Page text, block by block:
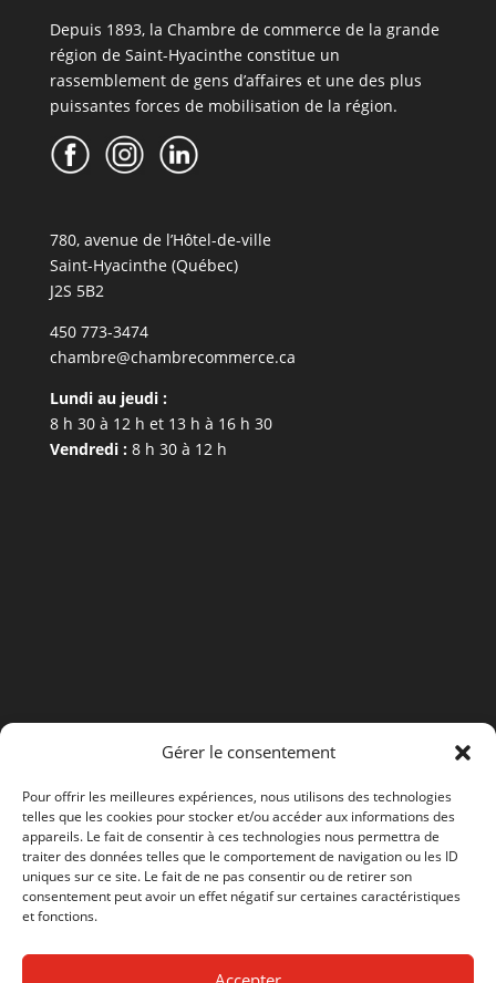
Gérer le consentement
Pour offrir les meilleures expériences, nous utilisons des technologies
telles que les cookies pour stocker et/ou accéder aux informations des
appareils. Le fait de consentir à ces technologies nous permettra de
traiter des données telles que le comportement de navigation ou les ID
uniques sur ce site. Le fait de ne pas consentir ou de retirer son
consentement peut avoir un effet négatif sur certaines caractéristiques
et fonctions.
Depuis 1893, la Chambre de commerce de la grande
région de Saint-Hyacinthe constitue un
rassemblement de gens d’affaires et une des plus
puissantes forces de mobilisation de la région.
780, avenue de l’Hôtel-de-ville
Saint-Hyacinthe (Québec)
J2S 5B2
450 773-3474
chambre@chambrecommerce.ca
Lundi au jeudi :
8 h 30 à 12 h et 13 h à 16 h 30
Vendredi :8 h 30 à 12 h